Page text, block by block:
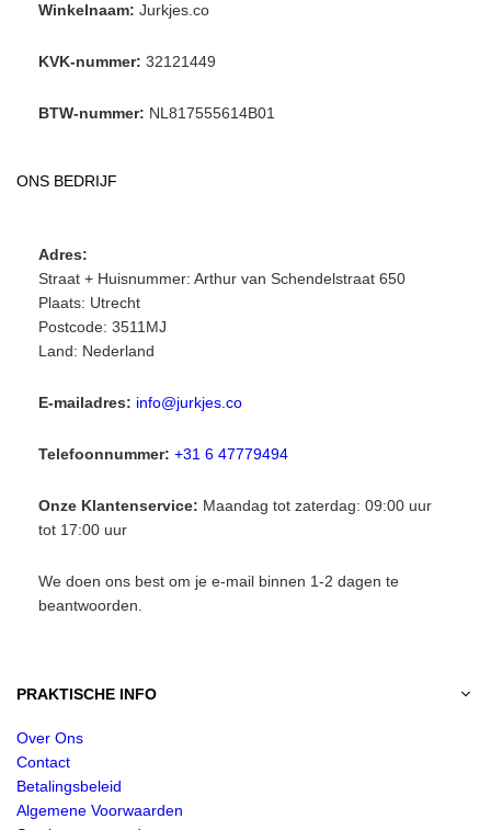
Winkelnaam: Jurkjes.co
KVK-nummer: 32121449
BTW-nummer: NL817555614B01
ONS BEDRIJF
Adres:
Straat + Huisnummer: Arthur van Schendelstraat 650
Plaats: Utrecht
Postcode: 3511MJ
Land: Nederland
E-mailadres: info@jurkjes.co
Telefoonnummer: +31 6 47779494
Onze Klantenservice: Maandag tot zaterdag: 09:00 uur
tot 17:00 uur
We doen ons best om je e-mail binnen 1-2 dagen te
beantwoorden.
PRAKTISCHE INFO
Over Ons
Contact
Betalingsbeleid
Algemene Voorwaarden